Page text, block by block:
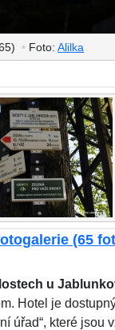
• Foto:Alilka
(65
u
Hotel je
úřad“, které